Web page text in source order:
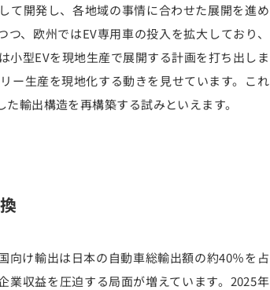
て開発し、各地域の事情に合わせた展開を進め
、欧州ではEV専用車の投入を拡大しており、
小型EVを現地生産で展開する計画を打ち出しま
ー生産を現地化する動きを見せています。これ
輸出構造を再構築する試みといえます。
向け輸出は日本の自動車総輸出額の約40％を占
業収益を圧迫する局面が増えています。2025年